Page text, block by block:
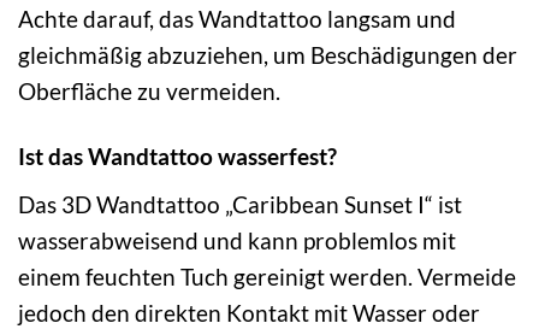
Achte darauf, das Wandtattoo langsam und
gleichmäßig abzuziehen, um Beschädigungen der
Oberfläche zu vermeiden.
Ist das Wandtattoo wasserfest?
Das 3D Wandtattoo „Caribbean Sunset I“ ist
wasserabweisend und kann problemlos mit
einem feuchten Tuch gereinigt werden. Vermeide
jedoch den direkten Kontakt mit Wasser oder